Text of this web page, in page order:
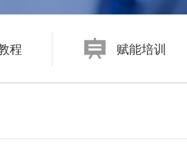
企业的制造运营管理系统 KMMOM CLOUD
程 赋能培训